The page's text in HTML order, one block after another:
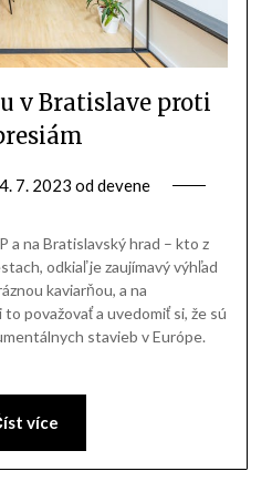
v Bratislave proti
4. 7. 2023 oddevene
a na Bratislavský hrad – kto z
odkiaľ je zaujímavý výhľad
kaviarňou, a na
považovať a uvedomiť si, že sú
stavieb v Európe.
více